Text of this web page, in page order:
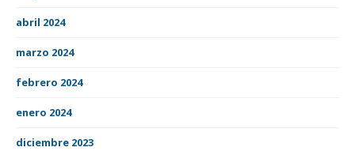
abril 2024
marzo 2024
febrero 2024
enero 2024
diciembre 2023